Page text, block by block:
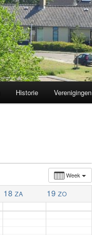
Historie Verenigingen
Week
18 ZA 19 ZO